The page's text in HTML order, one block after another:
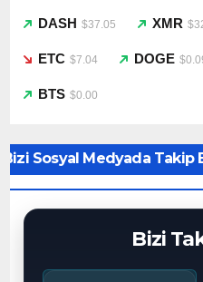
DASH $37.05 XMR
ETC $7.04 DOGE
BTS $0.00
Bizi Sosyal Medyada Takip
Bizi